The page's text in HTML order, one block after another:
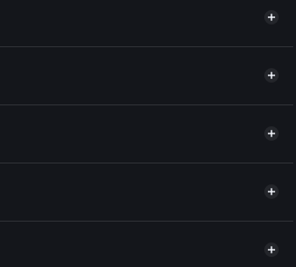
Solana-Tokens mit intelligentem Order
in VSOL einsteigen
mithilfe des in Solflare integrierten
The Vault
Wallet Solflare
Solflare-